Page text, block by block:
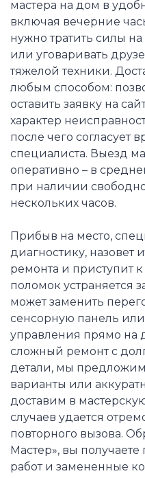
мастера на дом в
включая вечерние
нужно тратить силы
или уговаривать
тяжелой техники.
любым способом:
оставить заявку на
характер
после чего согласует
специалиста. Выезд
оперативно – в
при наличии
нескольких часов.
Прибыв на место,
диагностику, назовет
ремонта и приступит
поломок устраняется
может заменить
сенсорную панель
управления прямо на
сложный ремонт с
детали, мы
варианты или
доставим в
случаев удается
повторного вызова.
Мастер», вы
работ и замененные